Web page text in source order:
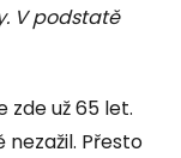
V podstatě
zde už 65 let.
Přesto